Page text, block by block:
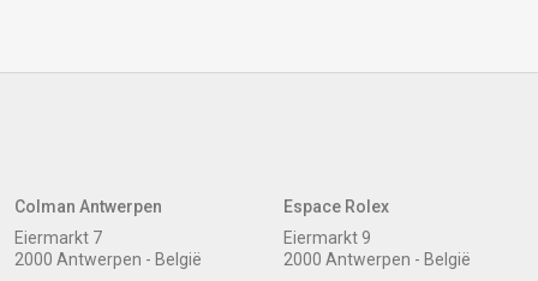
Colman Antwerpen
Eiermarkt 7
2000 Antwerpen - België
Espace Rolex
Eiermarkt 9
2000 Antwerpen - België